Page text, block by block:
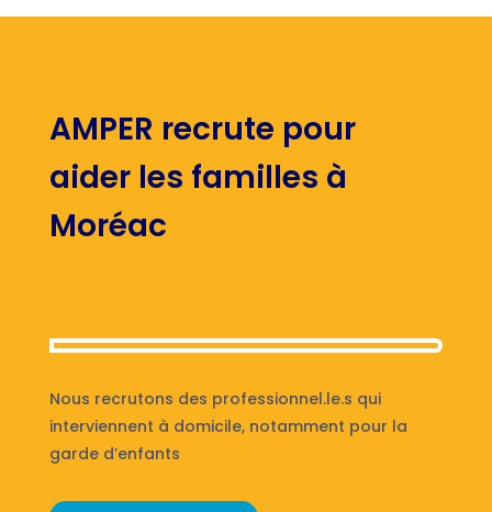
AMPER recrute pour
aider les familles à
Moréac
Nous recrutons des professionnel.le.s qui
interviennent à domicile, notamment pour la
garde d’enfants